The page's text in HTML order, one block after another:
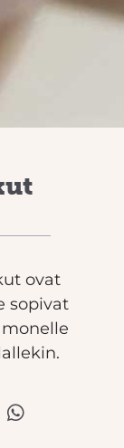
ovat
sopivat